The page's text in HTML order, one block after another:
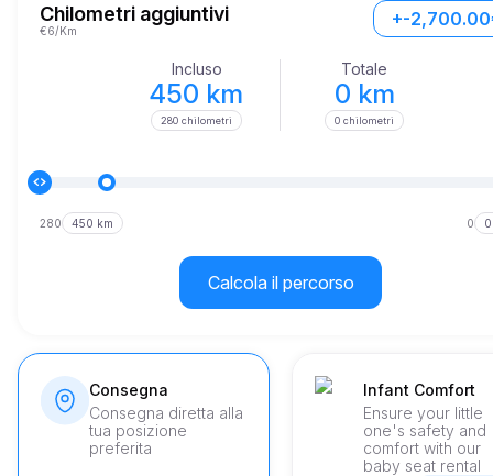
Chilometri aggiuntivi
€6/Km
+-
Incluso
450 km
280 chilometri
Totale
0 km
0 chilometri
280 450 km 0
Calcola il percorso
Consegna
Consegna diretta alla
tua posizione
preferita
Infant Comfort
Ensure your little
one's safety and
comfort with our
baby seat rental